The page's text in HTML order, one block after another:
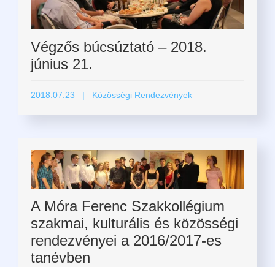
Végzős búcsúztató – 2018.
június 21.
2018.07.23 | Közösségi Rendezvények
A Móra Ferenc Szakkollégium
szakmai, kulturális és közösségi
rendezvényei a 2016/2017-es
tanévben